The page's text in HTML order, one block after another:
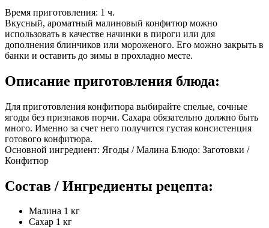
Время приготовления: 1 ч.
Вкусный, ароматный малиновый конфитюр можно
использовать в качестве начинки в пироги или для
дополнения блинчиков или мороженого. Его можно закрыть в
банки и оставить до зимы в прохладно месте.
Описание приготовления блюда:
Для приготовления конфитюра выбирайте спелые, сочные
ягоды без признаков порчи. Сахара обязательно должно быть
много. Именно за счет него получится густая консистенция
готового конфитюра.
Основной ингредиент: Ягоды / Малина Блюдо: Заготовки /
Конфитюр
Состав / Ингредиенты рецепта:
Малина 1 кг
Сахар 1 кг